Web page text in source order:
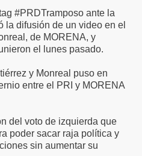
#PRDTramposo ante la
la difusión de un video en el
de MORENA, y
el lunes pasado.
y Monreal puso en
entre el PRI y MORENA
del voto de izquierda que
poder sacar raja política y
sin aumentar su